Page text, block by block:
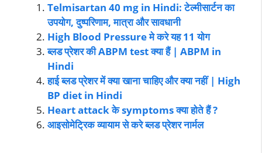
Telmisartan 40 mg in Hindi: टेल्मीसार्टन का
उपयोग, दुष्परिणाम, मात्रा और सावधानी
High Blood Pressure मे करे यह 11 योग
ब्लड प्रेशर की ABPM test क्या हैं | ABPM in
Hindi
हाई ब्लड प्रेशर में क्या खाना चाहिए और क्या नहीं | High
BP diet in Hindi
Heart attack के symptoms क्या होते हैं ?
आइसोमेट्रिक व्यायाम से करे ब्लड प्रेशर नार्मल